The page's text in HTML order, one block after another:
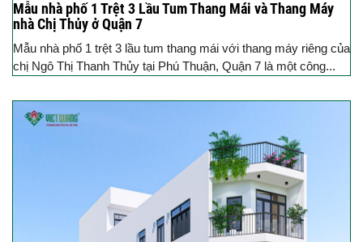
Mẫu nhà phố 1 Trệt 3 Lầu Tum Thang Mái và Thang Máy
nhà Chị Thủy ở Quận 7
Mẫu nhà phố 1 trệt 3 lầu tum thang mái với thang máy riêng của
chị Ngô Thị Thanh Thủy tại Phú Thuận, Quận 7 là một công...